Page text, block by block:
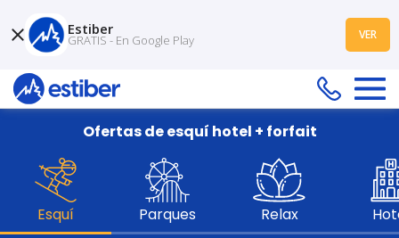
Ofertas de esquí hotel + forfait
Esquí Parques Relax
Estiber
GRATIS - En Google Play VER